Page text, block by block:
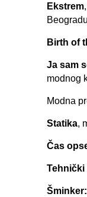
Ekstrem
Birth of
Ja sam
modnog
Modna
Statika,
Čas